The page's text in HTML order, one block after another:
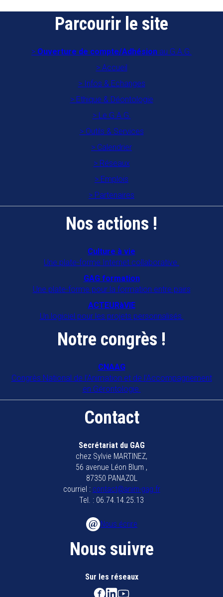
Parcourir le site
Ouverture de compte/Adhésion au G.A.G.
Accueil
Infos & Echanges
Ethique & Déontologie
Le G.A.G.
Outils & Services
Calendrier
Réseaux
Emplois
Partenaires
Nos actions !
Culture à vie
Une plate-forme Internet collaborative.
GAG formation
Une plate-forme pour la formation entre pairs
ACTEURàVIE
Un logiciel pour les projets personnalisés.
Notre congrès !
CNAAG
Congrès National de l'Animation et de l'Accompagnement
en Gérontologie.
Contact
Secrétariat du GAG
chez Sylvie MARTINEZ,
56 avenue Léon Blum ,
87350 PANAZOL
courriel : contact@anim-gag.fr
Tel. : 06.74.14.25.13
Nous écrire
Nous suivre
Sur les réseaux